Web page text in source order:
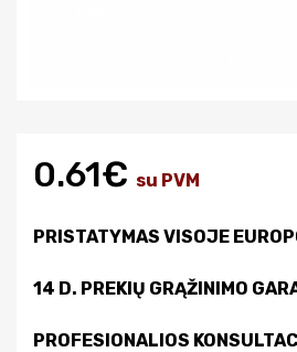
0.61€ su PVM
PRISTATYMAS VISOJE
14 D. PREKIŲ GRĄŽINIMO
PROFESIONALIOS